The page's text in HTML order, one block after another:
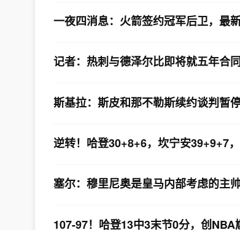
一夜四消息：火箭签约冠军后卫，最
记者：热刺与德泽尔比即将就五年合
斯基拉：斯皮和那不勒斯续约谈判暂
逆转！哈登30+8+6，坎宁安39+9+7
塞尔：穆里尼奥是皇马内部考虑的主
107-97！哈登13中3末节0分，创